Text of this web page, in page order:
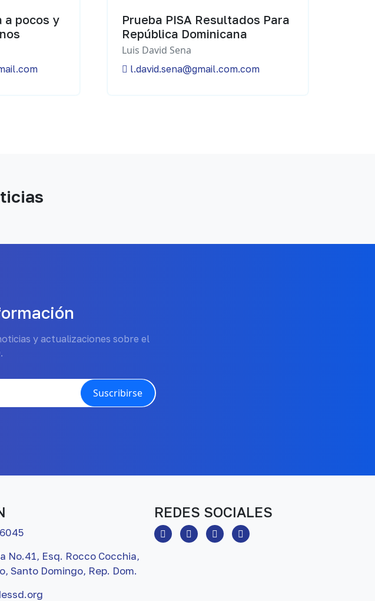
a pocos y
Prueba PISA Resultados Para
República Dominicana
Luis David Sena
l.david.sena@gmail.com.com
y actualizaciones sobre el
Suscribirse
No.41, Esq. Rocco Cocchia,
Santo Domingo, Rep. Dom.
REDES SOCIALES